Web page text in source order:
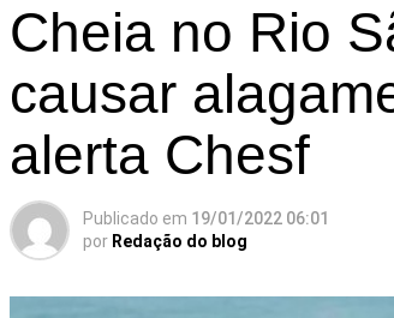
Cheia no Rio
causar
alerta Chesf
Publicado em 19/01/2022 06:01
por Redação do blog